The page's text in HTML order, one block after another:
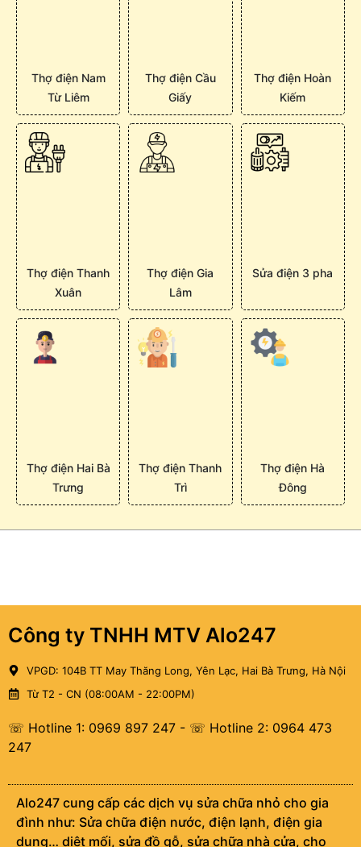
Thợ điện Nam
Từ Liêm
Thợ điện Cầu
Giấy
Thợ điện Hoàn
Kiếm
Thợ điện Thanh
Xuân
Thợ điện Gia
Lâm
Sửa điện 3 pha
Thợ điện Hai Bà
Trưng
Thợ điện Thanh
Trì
Thợ điện Hà
Đông
Công ty TNHH MTV Alo247
VPGD: 104B TT May Thăng Long, Yên Lạc, Hai Bà Trưng, Hà Nội
Từ T2 - CN (08:00AM - 22:00PM)
☏ Hotline 1: 0969 897 247 - ☏ Hotline 2: 0964 473
247
Alo247 cung cấp các dịch vụ sửa chữa nhỏ cho gia
đình như: Sửa chữa điện nước, điện lạnh, điện gia
dụng… diệt mối, sửa đồ gỗ, sửa chữa nhà cửa, cho